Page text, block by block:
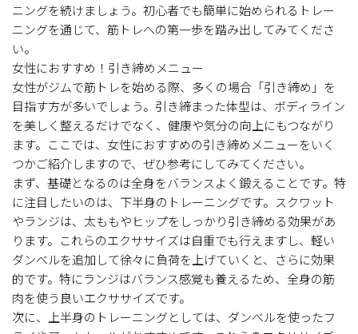
ニングを続けましょう。初心者でも簡単に始められるトレー
ニングを通じて、筋トレへの第一歩を踏み出してみてくださ
い。
女性におすすめ！引き締めメニュー
女性がジムで筋トレを始める際、多くの場合「引き締め」を
目指す方が多いでしょう。引き締まった体型は、ボディライン
を美しく整えるだけでなく、健康や気分の向上にもつながり
ます。ここでは、女性におすすめの引き締めメニューをいく
つかご紹介しますので、ぜひ参考にしてみてください。
まず、基礎となるのは全身をバランスよく鍛えることです。特
に注目したいのは、下半身のトレーニングです。スクワット
やランジは、太ももやヒップをしっかり引き締める効果があ
ります。これらのエクササイズは自重でも行えますし、軽い
ダンベルを追加して徐々に負荷を上げていくと、さらに効果
的です。特にランジはバランス感覚も養えるため、全身の筋
肉を使う良いエクササイズです。
次に、上半身のトレーニングとしては、ダンベルを使ったフ